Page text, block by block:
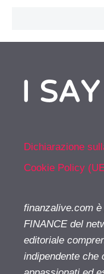
Dichiarazione
Cookie Policy
finanzalive.com
FINANCE del
editoriale
indipendente che